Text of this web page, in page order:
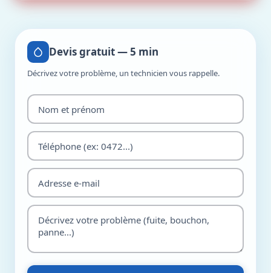
Devis gratuit — 5 min
Décrivez votre problème, un technicien vous rappelle.